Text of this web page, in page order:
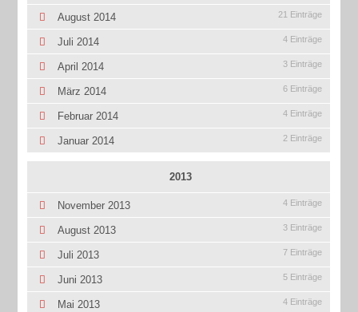
August 2014 21 Einträge
Juli 2014 4 Einträge
April 2014 3 Einträge
März 2014 6 Einträge
Februar 2014 4 Einträge
Januar 2014 2 Einträge
2013
November 2013 4 Einträge
August 2013 3 Einträge
Juli 2013 7 Einträge
Juni 2013 5 Einträge
Mai 2013 4 Einträge